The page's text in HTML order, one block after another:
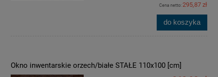
Cena netto:295,87 zł
do koszyka
Okno inwentarskie orzech/białe STAŁE 110x100 [cm]